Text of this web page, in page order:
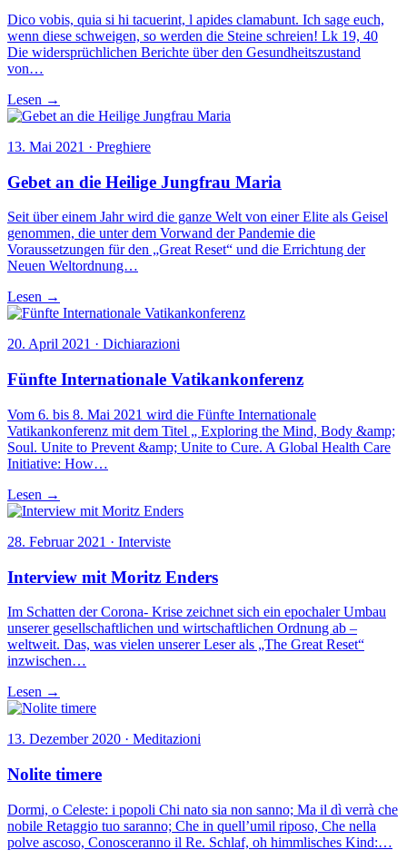
Dico vobis, quia si hi tacuerint, l apides clamabunt. Ich sage euch,
wenn diese schweigen, so werden die Steine schreien! Lk 19, 40
Die widersprüchlichen Berichte über den Gesundheitszustand
von…
Lesen →
13. Mai 2021 · Preghiere
Gebet an die Heilige Jungfrau Maria
Seit über einem Jahr wird die ganze Welt von einer Elite als Geisel
genommen, die unter dem Vorwand der Pandemie die
Voraussetzungen für den „Great Reset“ und die Errichtung der
Neuen Weltordnung…
Lesen →
20. April 2021 · Dichiarazioni
Fünfte Internationale Vatikankonferenz
Vom 6. bis 8. Mai 2021 wird die Fünfte Internationale
Vatikankonferenz mit dem Titel „ Exploring the Mind, Body &amp;
Soul. Unite to Prevent &amp; Unite to Cure. A Global Health Care
Initiative: How…
Lesen →
28. Februar 2021 · Interviste
Interview mit Moritz Enders
Im Schatten der Corona- Krise zeichnet sich ein epochaler Umbau
unserer gesellschaftlichen und wirtschaftlichen Ordnung ab –
weltweit. Das, was vielen unserer Leser als „The Great Reset“
inzwischen…
Lesen →
13. Dezember 2020 · Meditazioni
Nolite timere
Dormi, o Celeste: i popoli Chi nato sia non sanno; Ma il dì verrà che
nobile Retaggio tuo saranno; Che in quell’umil riposo, Che nella
polve ascoso, Conosceranno il Re. Schlaf, oh himmlisches Kind:…